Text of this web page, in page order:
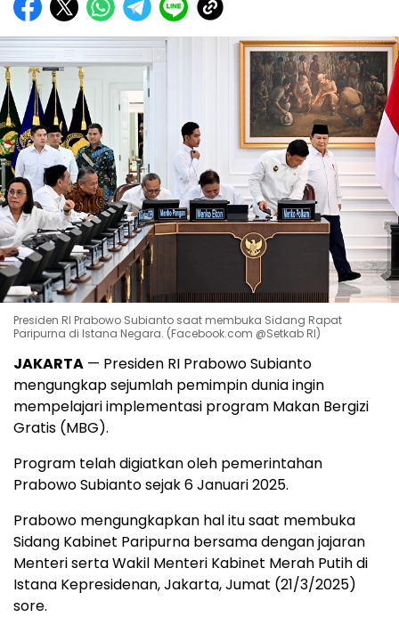
Presiden RI Prabowo Subianto saat membuka Sidang Rapat
Paripurna di Istana Negara. (Facebook.com @Setkab RI)
JAKARTA — Presiden RI Prabowo Subianto
mengungkap sejumlah pemimpin dunia ingin
mempelajari implementasi program Makan Bergizi
Gratis (MBG).
Program telah digiatkan oleh pemerintahan
Prabowo Subianto sejak 6 Januari 2025.
Prabowo mengungkapkan hal itu saat membuka
Sidang Kabinet Paripurna bersama dengan jajaran
Menteri serta Wakil Menteri Kabinet Merah Putih di
Istana Kepresidenan, Jakarta, Jumat (21/3/2025)
sore.